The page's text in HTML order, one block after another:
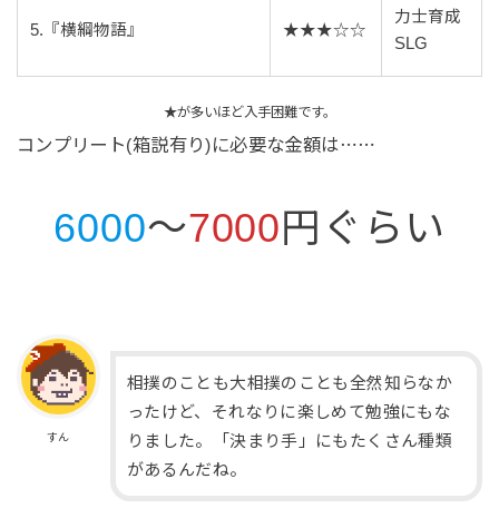
5.『横綱物語』 ★★★☆☆
力士育成
SLG
★が多いほど入手困難です。
コンプリート(箱説有り)に必要な金額は⋯⋯
6000～7000円ぐらい
すん
相撲のことも大相撲のことも全然知らなか
ったけど、それなりに楽しめて勉強にもな
りました。「決まり手」にもたくさん種類
があるんだね。